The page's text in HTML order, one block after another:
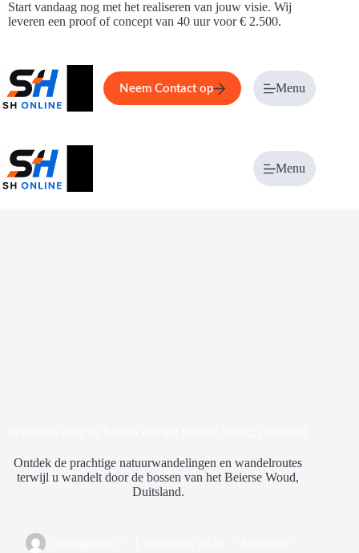
Ga
naar
Start vandaag nog met het realiseren van jouw visie. Wij
leveren een proof of concept van 40 uur voor € 2.500.
Home Service Over ons
Neem Contact op Menu
Menu
Ontdek de prachtige natuurwandelingen en wandelroutes
terwijl u wandelt door de bossen van het Beierse Woud,
Duitsland.